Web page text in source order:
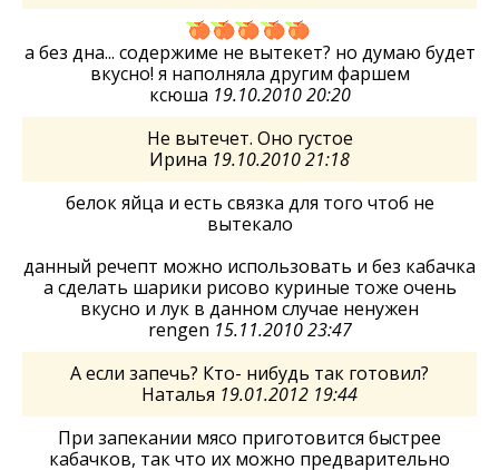
а без дна... содержиме не вытекет? но думаю будет
вкусно! я наполняла другим фаршем
ксюша 19.10.2010 20:20
Не вытечет. Оно густое
Ирина 19.10.2010 21:18
белок яйца и есть связка для того чтоб не
вытекало
данный речепт можно использовать и без кабачка
а сделать шарики рисово куриные тоже очень
вкусно и лук в данном случае ненужен
rengen 15.11.2010 23:47
А если запечь? Кто- нибудь так готовил?
Наталья 19.01.2012 19:44
При запекании мясо приготовится быстрее
кабачков, так что их можно предварительно